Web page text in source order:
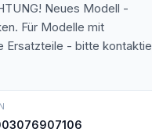
Neues Modell -
Für Modelle mit
Ersatzteile - bitte